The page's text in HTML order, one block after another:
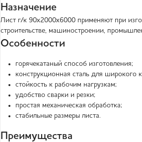
Назначение
Лист г/к 90х2000х6000 применяют при
строительстве, машиностроении,
Особенности
горячекатаный способ изготовления;
конструкционная сталь для широкого
стойкость к рабочим нагрузкам;
удобство сварки и резки;
простая механическая обработка;
стабильные размеры листа.
Преимущества